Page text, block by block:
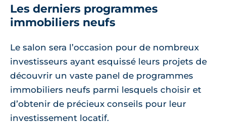
Les derniers programmes
immobiliers neufs
Le salon sera l’occasion pour de nombreux
investisseurs ayant esquissé leurs projets de
découvrir un vaste panel de programmes
immobiliers neufs parmi lesquels choisir et
d’obtenir de précieux conseils pour leur
investissement locatif.